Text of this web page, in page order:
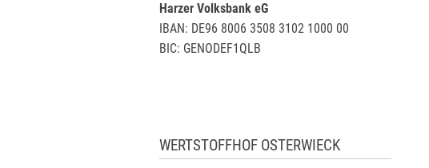
Harzer Volksbank eG
IBAN: DE96 8006 3508 3102 1000 00
BIC: GENODEF1QLB
WERTSTOFFHOF OSTERWIECK